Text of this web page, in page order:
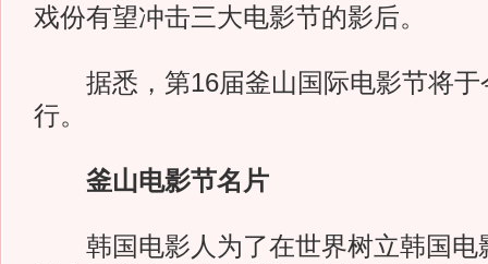
戏份有望冲击三大电影节的影后。
据悉，第16届釜山国际电影节将于
行。
釜山电影节名片
韩国电影人为了在世界树立韩国电